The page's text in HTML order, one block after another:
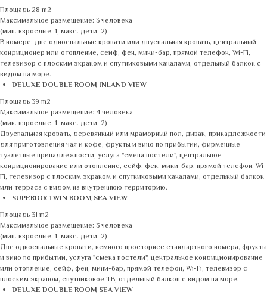
Площадь 28 m2
Максимальное размещение: 3 человека
(мин. взрослые: 1, макс. дети: 2)
В номере: две односпальные кровати или двуспальная кровать, центральный
кондиционер или отопление, сейф, фен, мини-бар, прямой телефон, Wi-Fi,
телевизор с плоским экраном и спутниковыми каналами, отдельный балкон с
видом на море.
DELUXE DOUBLE ROOM INLAND VIEW
Площадь 39 m2
Максимальное размещение: 4 человека
(мин. взрослые: 1, макс. дети: 2)
Двуспальная кровать, деревянный или мраморный пол, диван, принадлежности
для приготовления чая и кофе, фрукты и вино по прибытии, фирменные
туалетные принадлежности, услуга "смена постели", центральное
кондиционирование или отопление, сейф, фен, мини-бар, прямой телефон, Wi-
Fi, телевизор с плоским экраном и спутниковыми каналами, отдельный балкон
или терраса с видом на внутреннюю территорию.
SUPERIOR TWIN ROOM SEA VIEW
Площадь 31 m2
Максимальное размещение: 3 человека
(мин. взрослые: 1, макс. дети: 2)
Две односпальные кровати, немного просторнее стандартного номера, фрукты
и вино по прибытии, услуга "смена постели", центральное кондиционирование
или отопление, сейф, фен, мини-бар, прямой телефон, Wi-Fi, телевизор с
плоским экраном, спутниковое ТВ, отдельный балкон с видом на море.
DELUXE DOUBLE ROOM SEA VIEW